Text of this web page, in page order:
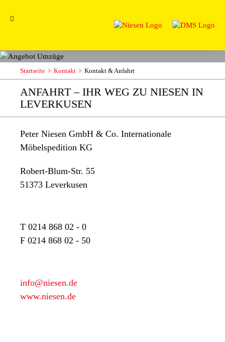
Startseite Kontakt Kontakt & Anfahrt
ANFAHRT – IHR WEG ZU NIESEN IN
LEVERKUSEN
Peter Niesen GmbH & Co. Internationale
Möbelspedition KG
Robert-Blum-Str. 55
51373 Leverkusen
T 0214 868 02 - 0
F 0214 868 02 - 50
info@niesen.de
www.niesen.de